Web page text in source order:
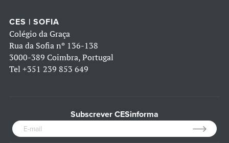
CES | SOFIA
Colégio da Graça
Rua da Sofia nº 136-138
3000-389 Coimbra, Portugal
Tel +351 239 853 649
Subscrever CESinforma